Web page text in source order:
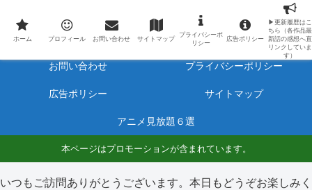
最新アニメのあらすじと感想をネタバレ有りで毎日更新しています。
ホーム プロフィール
お問い合わせ プライバシーポリシー
広告ポリシー サイトマップ
アニメ見放題６選
本ページはプロモーションが含まれています。
いつもご訪問ありがとうございます。本日もどうぞお楽しみく
ホーム プロフィール お問い合わせ サイトマップ
プライバシーポ
リシー
広告ポリシー
▶更新履歴はこ
ちら（各作品最
新話の感想へ直
リンクしていま
す）